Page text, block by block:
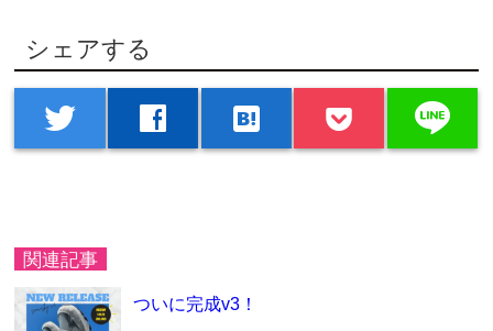
シェアする
twitter facebook hatenabookmark line
関連記事
ついに完成v3！